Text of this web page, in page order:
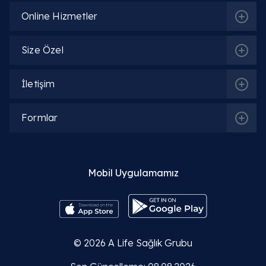
Ameliyatsız kasık fıtığı tedavisi ve kasık fıtığı
Kasık fıtığı ameliyatı nasıl yapılır?
Kasık fıtığı ameliyatı kaç saat sürer ve ne
Online Hizmetler
Size Özel
İletişim
Formlar
Mobil Uygulamamız
© 2026 A Life Sağlık Grubu